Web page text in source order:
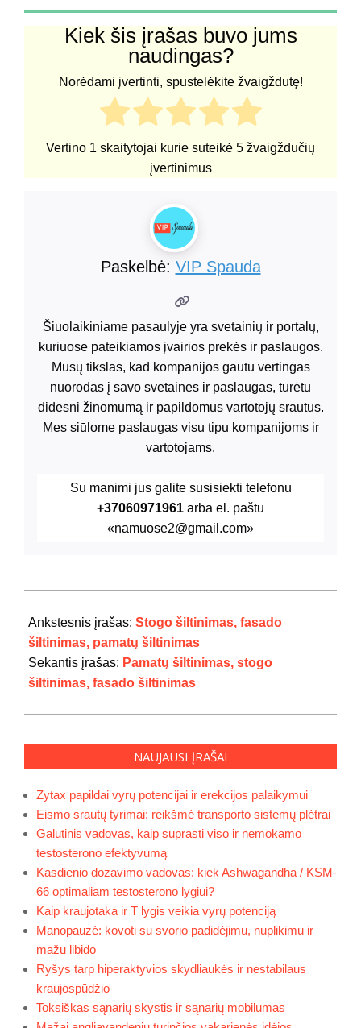
Kiek šis įrašas buvo jums
naudingas?
Norėdami įvertinti, spustelėkite žvaigždutę!
Vertino 1 skaitytojai kurie suteikė 5 žvaigždučių
įvertinimus
Paskelbė: VIP Spauda
Šiuolaikiniame pasaulyje yra svetainių ir portalų,
kuriuose pateikiamos įvairios prekės ir paslaugos.
Mūsų tikslas, kad kompanijos gautu vertingas
nuorodas į savo svetaines ir paslaugas, turėtu
didesni žinomumą ir papildomus vartotojų srautus.
Mes siūlome paslaugas visu tipu kompanijoms ir
vartotojams.
Su manimi jus galite susisiekti telefonu
+37060971961 arba el. paštu
«namuose2@gmail.com»
03-
19
Ankstesnis įrašas: Stogo šiltinimas, fasado
šiltinimas, pamatų šiltinimas
Sekantis įrašas: Pamatų šiltinimas, stogo
šiltinimas, fasado šiltinimas
NAUJAUSI ĮRAŠAI
Zytax papildai vyrų potencijai ir erekcijos palaikymui
Eismo srautų tyrimai: reikšmė transporto sistemų plėtrai
Galutinis vadovas, kaip suprasti viso ir nemokamo
testosterono efektyvumą
Kasdienio dozavimo vadovas: kiek Ashwagandha / KSM-
66 optimaliam testosterono lygiui?
Kaip kraujotaka ir T lygis veikia vyrų potenciją
Manopauzė: kovoti su svorio padidėjimu, nuplikimu ir
mažu libido
Ryšys tarp hiperaktyvios skydliaukės ir nestabilaus
kraujospūdžio
Toksiškas sąnarių skystis ir sąnarių mobilumas